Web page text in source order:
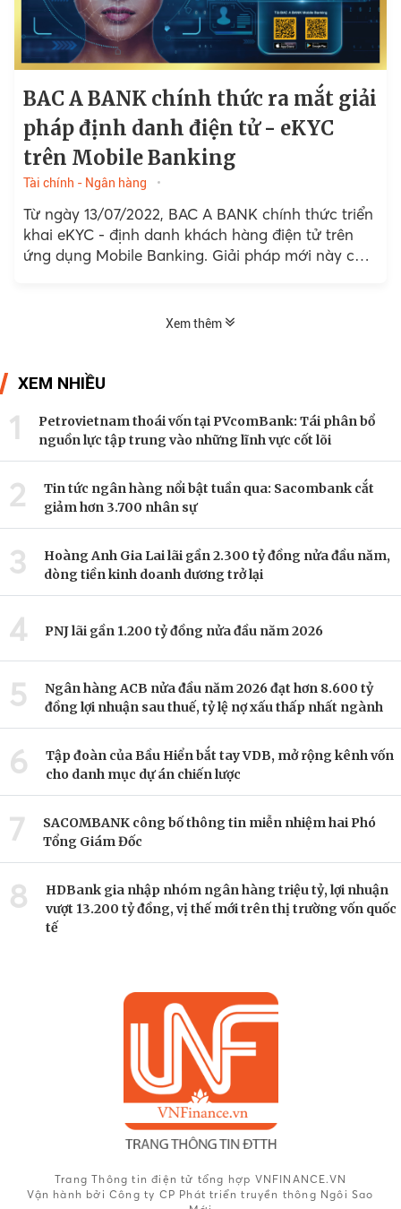
BAC A BANK chính thức ra mắt giải
pháp định danh điện tử - eKYC
trên Mobile Banking
Tài chính - Ngân hàng
Từ ngày 13/07/2022, BAC A BANK chính thức triển
khai eKYC - định danh khách hàng điện tử trên
ứng dụng Mobile Banking. Giải pháp mới này cho
Xem thêm
XEM NHIỀU
1
Petrovietnam thoái vốn tại PVcomBank: Tái phân bổ
nguồn lực tập trung vào những lĩnh vực cốt lõi
2
Tin tức ngân hàng nổi bật tuần qua: Sacombank cắt
giảm hơn 3.700 nhân sự
3
Hoàng Anh Gia Lai lãi gần 2.300 tỷ đồng nửa đầu năm,
dòng tiền kinh doanh dương trở lại
4 PNJ lãi gần 1.200 tỷ đồng nửa đầu năm 2026
5
Ngân hàng ACB nửa đầu năm 2026 đạt hơn 8.600 tỷ
đồng lợi nhuận sau thuế, tỷ lệ nợ xấu thấp nhất ngành
6
Tập đoàn của Bầu Hiển bắt tay VDB, mở rộng kênh vốn
cho danh mục dự án chiến lược
7
SACOMBANK công bố thông tin miễn nhiệm hai Phó
Tổng Giám Đốc
8
HDBank gia nhập nhóm ngân hàng triệu tỷ, lợi nhuận
vượt 13.200 tỷ đồng, vị thế mới trên thị trường vốn quốc
tế
Trang Thông tin điện tử tổng hợp VNFINANCE.VN
Vận hành bởi Công ty CP Phát triển truyền thông Ngôi Sao